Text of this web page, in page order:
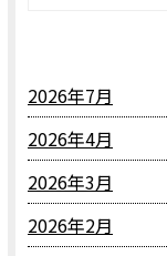
2026年7月
2026年4月
2026年3月
2026年2月